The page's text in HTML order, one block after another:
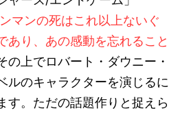
マンの死はこれ以上ないぐ
あり、あの感動を忘れること
の上でロバート・ダウニー・
ルのキャラクターを演じるに
す。ただの話題作りと捉えら